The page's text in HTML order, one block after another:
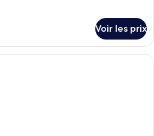
Voir les prix